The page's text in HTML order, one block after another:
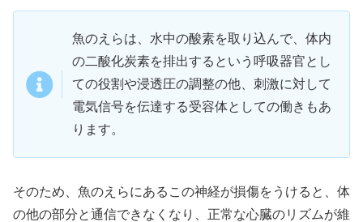
魚のえらは、水中の酸素を取り込んで、体内
の二酸化炭素を排出するという呼吸器官とし
ての役割や浸透圧の調整の他、刺激に対して
電気信号を伝達する受容体としての働きもあ
ります。
そのため、魚のえらにあるこの神経が損傷をうけると、体
の他の部分と通信できなくなり、正常な心臓のリズムが維